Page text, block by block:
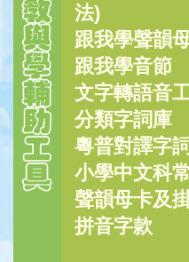
法)
跟我學聲韻
跟我學音節
文字轉語音
分類字詞庫
粵普對譯字
小學中文科
聲韻母卡及
拼音字款